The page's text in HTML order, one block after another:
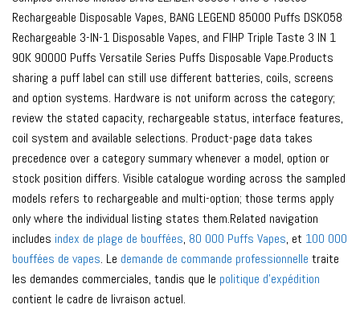
Rechargeable Disposable Vapes, BANG LEGEND 85000 Puffs DSK058
Rechargeable 3-IN-1 Disposable Vapes, and FIHP Triple Taste 3 IN 1
90K 90000 Puffs Versatile Series Puffs Disposable Vape.Products
sharing a puff label can still use different batteries, coils, screens
and option systems. Hardware is not uniform across the category;
review the stated capacity, rechargeable status, interface features,
coil system and available selections. Product-page data takes
precedence over a category summary whenever a model, option or
stock position differs. Visible catalogue wording across the sampled
models refers to rechargeable and multi-option; those terms apply
only where the individual listing states them.Related navigation
includes index de plage de bouffées, 80 000 Puffs Vapes, et 100 000
bouffées de vapes. Le demande de commande professionnelle traite
les demandes commerciales, tandis que le politique d'expédition
contient le cadre de livraison actuel.